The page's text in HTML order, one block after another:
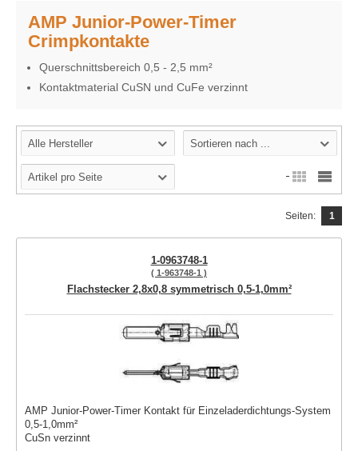
AMP Junior-Power-Timer
Crimpkontakte
Querschnittsbereich 0,5 - 2,5 mm²
Kontaktmaterial CuSN und CuFe verzinnt
Alle Hersteller Sortieren nach ...
Artikel pro Seite
Seiten: 1
1-0963748-1
( 1-963748-1 )
Flachstecker 2,8x0,8 symmetrisch 0,5-1,0mm²
AMP Junior-Power-Timer Kontakt für Einzeladerdichtungs-System
0,5-1,0mm²
CuSn verzinnt